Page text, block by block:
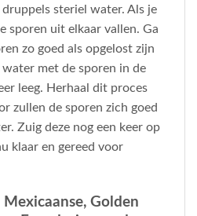
steriel water. Als je
sporen uit elkaar vallen. Ga
zo goed als opgelost zijn
met de sporen in de
leeg. Herhaal dit proces
zullen de sporen zich goed
Zuig deze nog een keer op
klaar en gereed voor
Golden